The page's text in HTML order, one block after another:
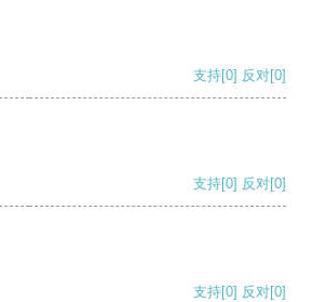
支持[0] 反对[0]
支持[0] 反对[0]
支持[0] 反对[0]